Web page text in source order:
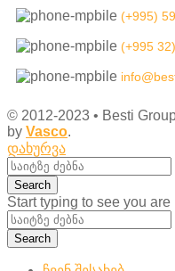
(+995)
(+995
© 2012-2023 • Besti
by Vasco.
დახურვა
Search
Start typing to see you are
Search